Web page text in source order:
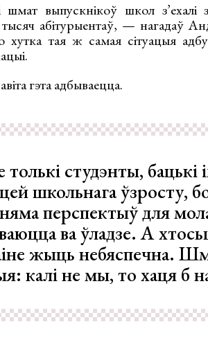
выпускнікоў школ з’ехалі
тысяч абітурыентаў, — нагадаў
хутка тая ж самая сітуацыя
гэта адбываецца.
толькі студэнты, бацькі
школьнага ўзросту,
перспектыў для
ва ўладзе. А
жыць небяспечна.
калі не мы, то хаця б